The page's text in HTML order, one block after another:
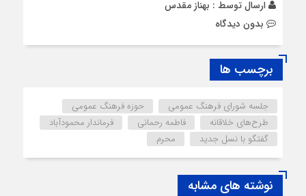
ارسال توسط : بهناز مقدس
بدون دیدگاه
برچسب ها
جلسه شورای فرهنگ عمومی
حوزه فرهنگ عمومی
طرح‌های خلاقانه
فاطمه رحمانی
فرماندار محمودآباد
گفتگو با نسل جدید
محرم
نوشته های مشابه